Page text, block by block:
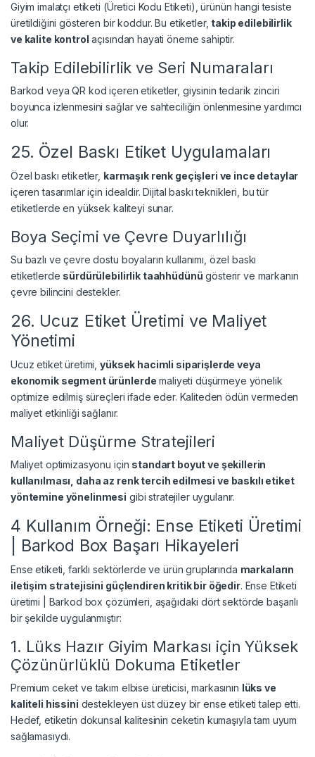
Giyim imalatçı etiketi (Üretici Kodu Etiketi), ürünün hangi tesiste
üretildiğini gösteren bir koddur. Bu etiketler, takip edilebilirlik
ve kalite kontrol açısından hayati öneme sahiptir.
Takip Edilebilirlik ve Seri Numaraları
Barkod veya QR kod içeren etiketler, giysinin tedarik zinciri
boyunca izlenmesini sağlar ve sahteciliğin önlenmesine yardımcı
olur.
25. Özel Baskı Etiket Uygulamaları
Özel baskı etiketler, karmaşık renk geçişleri ve ince detaylar
içeren tasarımlar için idealdir. Dijital baskı teknikleri, bu tür
etiketlerde en yüksek kaliteyi sunar.
Boya Seçimi ve Çevre Duyarlılığı
Su bazlı ve çevre dostu boyaların kullanımı, özel baskı
etiketlerde sürdürülebilirlik taahhüdünü gösterir ve markanın
çevre bilincini destekler.
26. Ucuz Etiket Üretimi ve Maliyet
Yönetimi
Ucuz etiket üretimi,yüksek hacimli siparişlerde veya
ekonomik segment ürünlerde maliyeti düşürmeye yönelik
optimize edilmiş süreçleri ifade eder. Kaliteden ödün vermeden
maliyet etkinliği sağlanır.
Maliyet Düşürme Stratejileri
Maliyet optimizasyonu için standart boyut ve şekillerin
kullanılması, daha az renk tercih edilmesi ve baskılı etiket
yöntemine yönelinmesi gibi stratejiler uygulanır.
4 Kullanım Örneği: Ense Etiketi Üretimi
| Barkod Box Başarı Hikayeleri
Ense etiketi, farklı sektörlerde ve ürün gruplarında markaların
iletişim stratejisini güçlendiren kritik bir öğedir. Ense Etiketi
üretimi | Barkod box çözümleri, aşağıdaki dört sektörde başarılı
bir şekilde uygulanmıştır:
1. Lüks Hazır Giyim Markası için Yüksek
Çözünürlüklü Dokuma Etiketler
Premium ceket ve takım elbise üreticisi, markasının lüks ve
kaliteli hissini destekleyen üst düzey bir ense etiketi talep etti.
Hedef, etiketin dokunsal kalitesinin ceketin kumaşıyla tam uyum
sağlamasıydı.